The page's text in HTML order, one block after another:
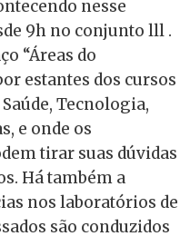
nesse
9h no conjunto lll .
“Áreas do
estantes dos cursos
Tecnologia,
e onde os
tirar suas dúvidas
Há também a
nos laboratórios de
são conduzidos